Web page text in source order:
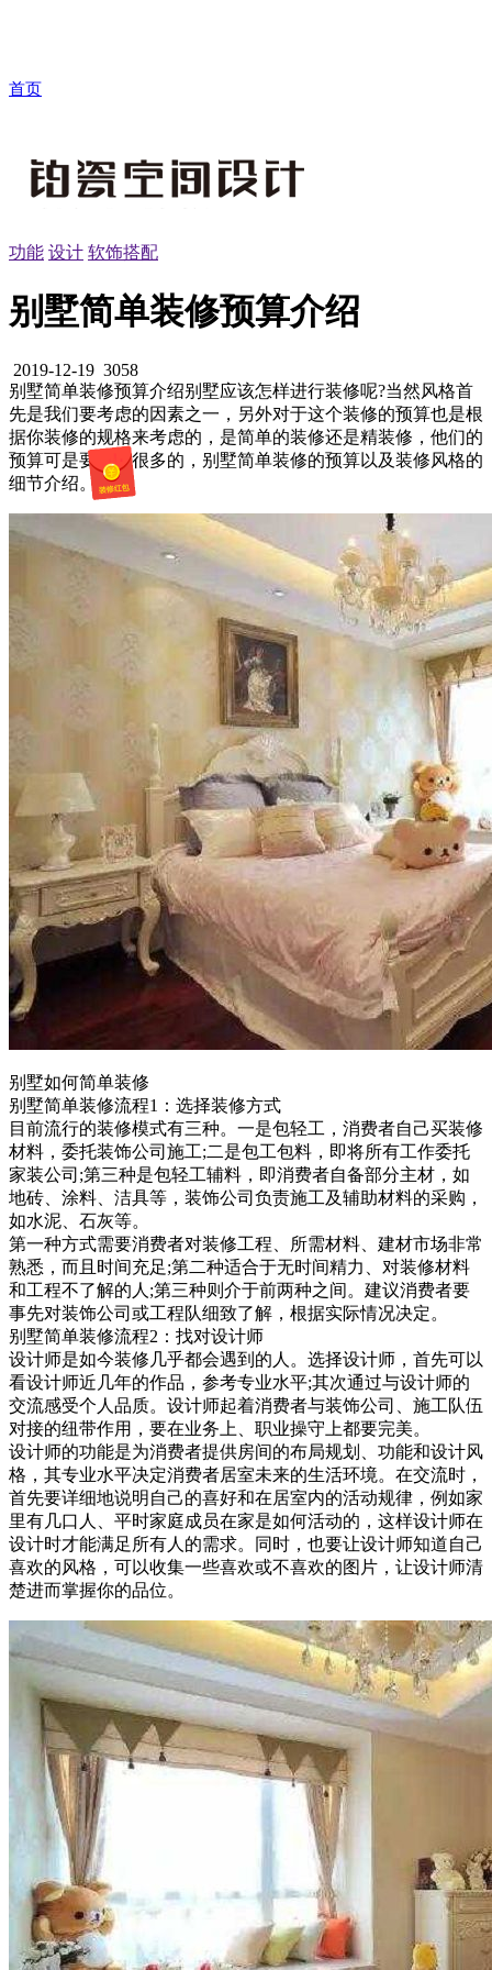
首页
功能 设计 软饰搭配
别墅简单装修预算介绍
2019-12-19 3058
别墅简单装修预算介绍别墅应该怎样进行装修呢?当然风格首
先是我们要考虑的因素之一，另外对于这个装修的预算也是根
据你装修的规格来考虑的，是简单的装修还是精装修，他们的
预算可是要相差很多的，别墅简单装修的预算以及装修风格的
细节介绍。
别墅如何简单装修
别墅简单装修流程1：选择装修方式
目前流行的装修模式有三种。一是包轻工，消费者自己买装修
材料，委托装饰公司施工;二是包工包料，即将所有工作委托
家装公司;第三种是包轻工辅料，即消费者自备部分主材，如
地砖、涂料、洁具等，装饰公司负责施工及辅助材料的采购，
如水泥、石灰等。
第一种方式需要消费者对装修工程、所需材料、建材市场非常
熟悉，而且时间充足;第二种适合于无时间精力、对装修材料
和工程不了解的人;第三种则介于前两种之间。建议消费者要
事先对装饰公司或工程队细致了解，根据实际情况决定。
别墅简单装修流程2：找对设计师
设计师是如今装修几乎都会遇到的人。选择设计师，首先可以
看设计师近几年的作品，参考专业水平;其次通过与设计师的
交流感受个人品质。设计师起着消费者与装饰公司、施工队伍
对接的纽带作用，要在业务上、职业操守上都要完美。
设计师的功能是为消费者提供房间的布局规划、功能和设计风
格，其专业水平决定消费者居室未来的生活环境。在交流时，
首先要详细地说明自己的喜好和在居室内的活动规律，例如家
里有几口人、平时家庭成员在家是如何活动的，这样设计师在
设计时才能满足所有人的需求。同时，也要让设计师知道自己
喜欢的风格，可以收集一些喜欢或不喜欢的图片，让设计师清
楚进而掌握你的品位。